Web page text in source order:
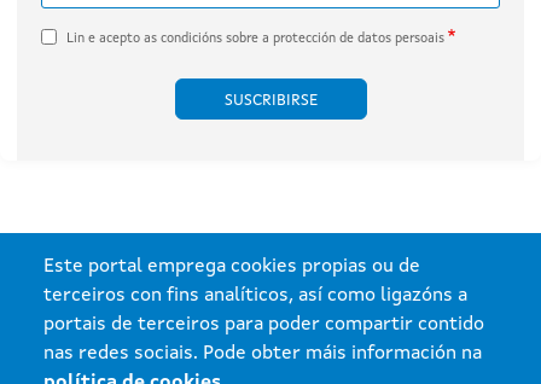
Este portal emprega cookies propias ou de
terceiros con fins analíticos, así como ligazóns a
portais de terceiros para poder compartir contido
nas redes sociais. Pode obter máis información na
Lin e acepto as condicións sobre a protección de datos persoais